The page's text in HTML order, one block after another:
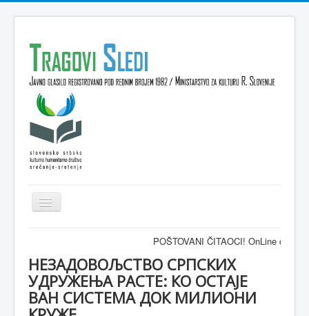
Isključi
navigaciju
VESTI
KULTURA
INTERVJU
POŠTOVANI ČITAOCI! OnLine
НЕЗАДОВОЉСТВО СРПСКИХ
УДРУЖЕЊА РАСТЕ: КО ОСТАЈЕ
ВАН СИСТЕМА ДОК МИЛИОНИ